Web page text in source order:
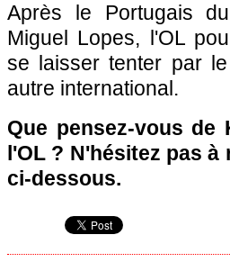
Après le Portugais
Miguel Lopes, l'OL
se laisser tenter par
autre international.
Que pensez-vous
l'OL ? N'hésitez pas à
ci-dessous.